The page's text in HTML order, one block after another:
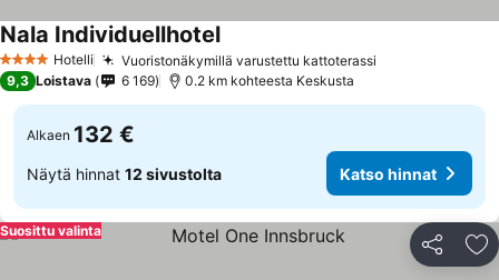
4 Tähtiluokitus
Hotelli Vuoristonäkymillä varustettu kattoterassi
Nala Individuellhotel
9,3 Loistava 6 169 0.2 km kohteesta Keskusta
Alkaen 132 €
Näytä hinnat 12 sivustolta Katso hinnat
Jaa
Suosittu valinta